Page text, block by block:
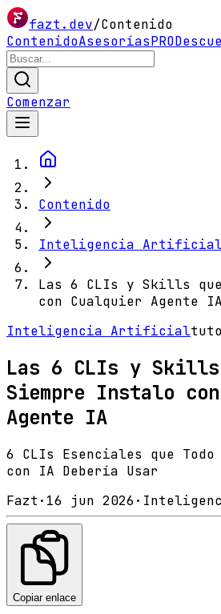
fazt.dev/Contenido
ContenidoAsesoríasPRO
Comenzar
Contenido
Inteligencia
Las 6 CLIs y Skills
con Cualquier Agente IA
Inteligencia Artificial
Las 6 CLIs y Skills
Siempre Instalo
Agente IA
6 CLIs Esenciales que
con IA Debería Usar
Fazt · 16 jun 2026·
Copiar enlace